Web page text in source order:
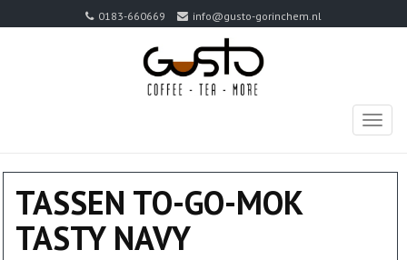
0183-660669 info@gusto-gorinchem.nl
TASSEN TO-GO-MOK
TASTY NAVY